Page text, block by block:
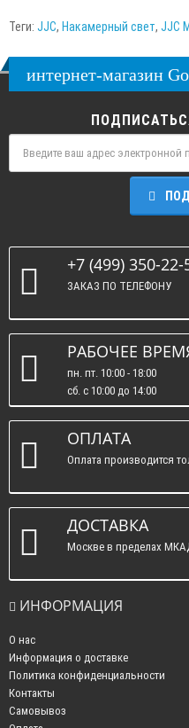
Теги: JJC, Накамерный свет, JJC
интернет-магазин
+7 (499) 350-22-
ЗАКАЗ ПО ТЕЛЕФОНУ
РАБОЧЕЕ
пн. пт. 10:00 - 18:00
сб. c 10:00 до 14:00
вс. : выходные.
ОПЛАТА
Оплата производится
ДОСТАВКА
Москве в пределах
ИНФОРМАЦИЯ
О нас
Информация о доставке
Политика конфиденциальности
Контакты
Самовывоз